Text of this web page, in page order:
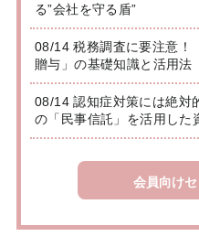
る”会社を守る盾”
08/14 税務調査に要注意！
贈与」の基礎知識と活用法
08/14 認知症対策には絶対
の「民事信託」を活用した
会員向け